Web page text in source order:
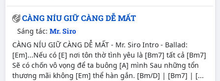
CÀNG NÍU GIỮ CÀNG DỄ MẤT
Sáng tác: Mr. Siro
CÀNG NÍU GIỮ CÀNG DỄ MẤT - Mr. Siro Intro - Ballad:
[Em]...Nếu có [E] nơi tôn thờ tình yêu là [Bm7] tất cả [Bm7]
Sẽ có chốn vô vọng để ta buông [A] mình Sau những tổn
thương mãi không [Em] thể hàn gắn. [Bm/D] | [Bm7] | [...